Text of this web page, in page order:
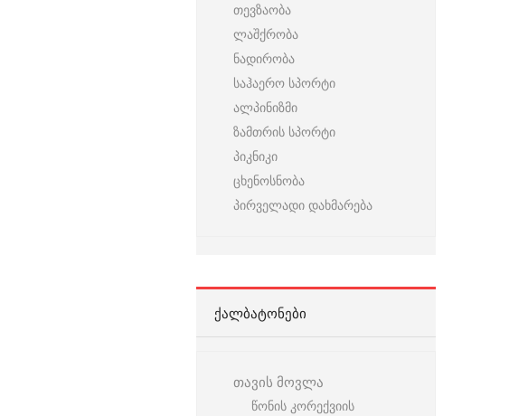
თევზაობა
ლაშქრობა
ნადირობა
საჰაერო სპორტი
ალპინიზმი
ზამთრის სპორტი
პიკნიკი
ცხენოსნობა
პირველადი დახმარება
ᲥᲐᲚᲑᲐᲢᲝᲜᲔᲑᲘ
თავის მოვლა
წონის კორექვიის